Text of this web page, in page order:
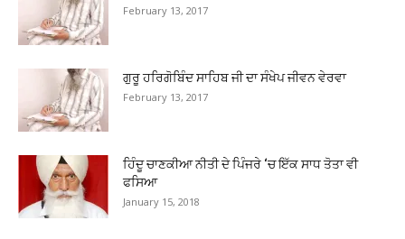
February 13, 2017
ਗੁਰੂ ਹਰਿਗੋਬਿੰਦ ਸਾਹਿਬ ਜੀ ਦਾ ਸੰਖੇਪ ਜੀਵਨ ਵੇਰਵਾ
February 13, 2017
ਹਿੰਦੂ ਚਾਣਕੀਆ ਨੀਤੀ ਦੇ ਪਿੰਜਰੇ ‘ਚ ਇੱਕ ਸਾਧ ਤੋਤਾ ਵੀ
ਫਸਿਆ
January 15, 2018